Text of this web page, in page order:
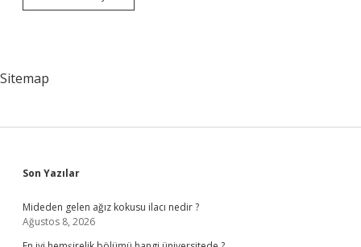
boya
Sitemap
Sidebar
Son Yazılar
Mideden gelen ağız kokusu ilacı nedir ?
Ağustos 8, 2026